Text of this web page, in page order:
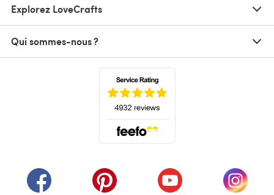
Explorez LoveCrafts
Qui sommes-nous ?
(s'ouvre dans un nouvel onglet)
(s'ouvre dans un nouvel onglet)
(s'ouvre dans un(s'ouvre